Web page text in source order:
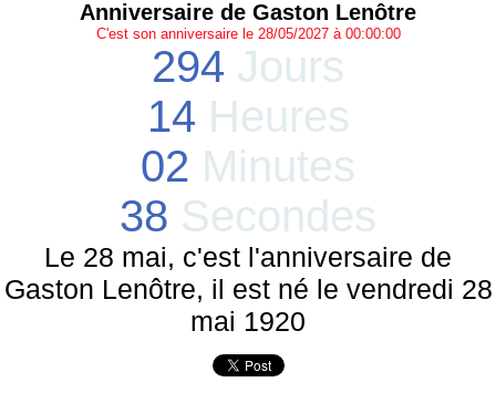
Anniversaire de Gaston Lenôtre
C'est son anniversaire le 28/05/2027 à 00:00:00
294 Jours
14 Heures
02 Minutes
38 Secondes
Le 28 mai, c'est l'anniversaire de
Gaston Lenôtre, il est né le vendredi 28
mai 1920